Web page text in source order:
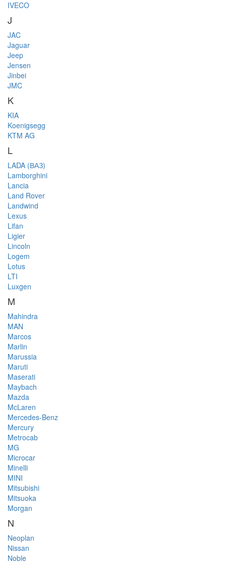
IVECO
J
JAC
Jaguar
Jeep
Jensen
Jinbei
JMC
K
KIA
Koenigsegg
KTM AG
L
LADA (ВАЗ)
Lamborghini
Lancia
Land Rover
Landwind
Lexus
Lifan
Ligier
Lincoln
Logem
Lotus
LTI
Luxgen
M
Mahindra
MAN
Marcos
Marlin
Marussia
Maruti
Maserati
Maybach
Mazda
McLaren
Mercedes-Benz
Mercury
Metrocab
MG
Microcar
Minelli
MINI
Mitsubishi
Mitsuoka
Morgan
N
Neoplan
Nissan
Noble